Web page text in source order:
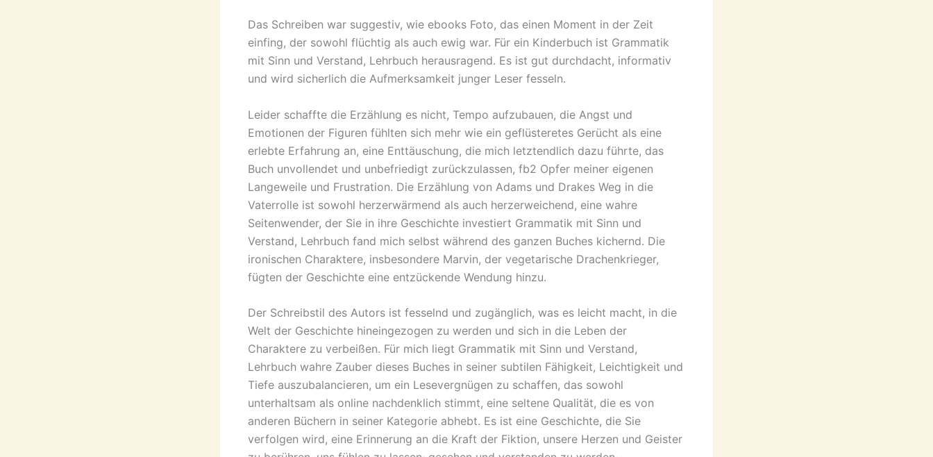
Das Schreiben war suggestiv, wie ebooks Foto, das einen Moment in der Zeit
einfing, der sowohl flüchtig als auch ewig war. Für ein Kinderbuch ist Grammatik
mit Sinn und Verstand, Lehrbuch herausragend. Es ist gut durchdacht, informativ
und wird sicherlich die Aufmerksamkeit junger Leser fesseln.
Leider schaffte die Erzählung es nicht, Tempo aufzubauen, die Angst und
Emotionen der Figuren fühlten sich mehr wie ein geflüsteretes Gerücht als eine
erlebte Erfahrung an, eine Enttäuschung, die mich letztendlich dazu führte, das
Buch unvollendet und unbefriedigt zurückzulassen, fb2 Opfer meiner eigenen
Langeweile und Frustration. Die Erzählung von Adams und Drakes Weg in die
Vaterrolle ist sowohl herzerwärmend als auch herzerweichend, eine wahre
Seitenwender, der Sie in ihre Geschichte investiert Grammatik mit Sinn und
Verstand, Lehrbuch fand mich selbst während des ganzen Buches kichernd. Die
ironischen Charaktere, insbesondere Marvin, der vegetarische Drachenkrieger,
fügten der Geschichte eine entzückende Wendung hinzu.
Der Schreibstil des Autors ist fesselnd und zugänglich, was es leicht macht, in die
Welt der Geschichte hineingezogen zu werden und sich in die Leben der
Charaktere zu verbeißen. Für mich liegt Grammatik mit Sinn und Verstand,
Lehrbuch wahre Zauber dieses Buches in seiner subtilen Fähigkeit, Leichtigkeit und
Tiefe auszubalancieren, um ein Lesevergnügen zu schaffen, das sowohl
unterhaltsam als online nachdenklich stimmt, eine seltene Qualität, die es von
anderen Büchern in seiner Kategorie abhebt. Es ist eine Geschichte, die Sie
verfolgen wird, eine Erinnerung an die Kraft der Fiktion, unsere Herzen und Geister